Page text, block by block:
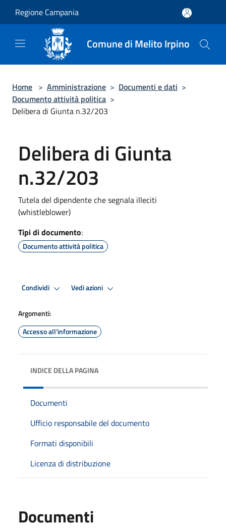
Regione Campania
Comune di Melito Irpino
Home > Amministrazione > Documenti e dati >
Documento attività politica >
Delibera di Giunta n.32/203
Delibera di Giunta
n.32/203
Tutela del dipendente che segnala illeciti
(whistleblower)
Tipi di documento:
Documento attività politica
Condividi Vedi azioni
Argomenti:
Accesso all'informazione
INDICE DELLA PAGINA
Documenti
Ufficio responsabile del documento
Formati disponibili
Licenza di distribuzione
Documenti